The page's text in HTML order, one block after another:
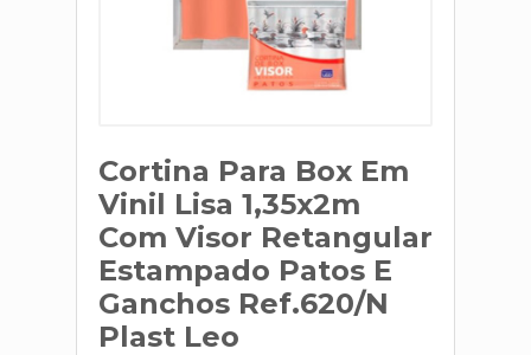
Cortina Para Box Em
Vinil Lisa 1,35x2m
Com Visor Retangular
Estampado Patos E
Ganchos Ref.620/N
Plast Leo